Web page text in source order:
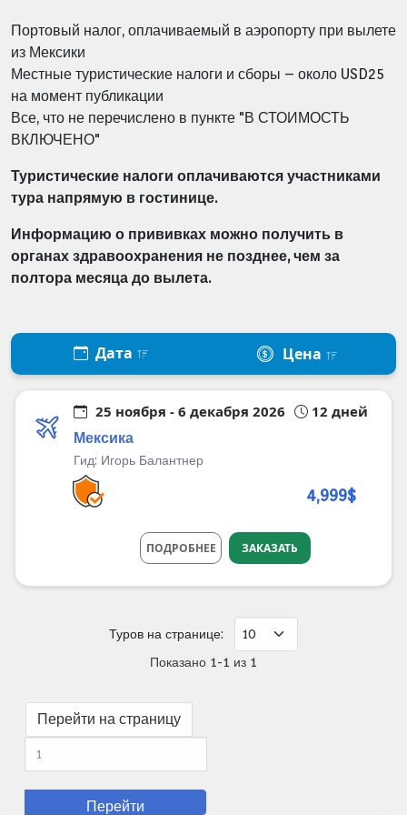
Портовый налог, оплачиваемый в аэропорту при вылете
из Мексики
Местные туристические налоги и сборы – около USD25
на момент публикации
Все, что не перечислено в пункте "В СТОИМОСТЬ
ВКЛЮЧЕНО"
Туристические налоги оплачиваются участниками
тура напрямую в гостинице.
Информацию о прививках можно получить в
органах здравоохранения не позднее, чем за
полтора месяца до вылета.
Дата Цена
25 ноября - 6 декабря 2026 12 дней
Мексика
Гид: Игорь Балантнер
4,999$
ПОДРОБНЕЕ ЗАКАЗАТЬ
Туров на странице:
Показано 1-1 из 1
Перейти на страницу
Перейти